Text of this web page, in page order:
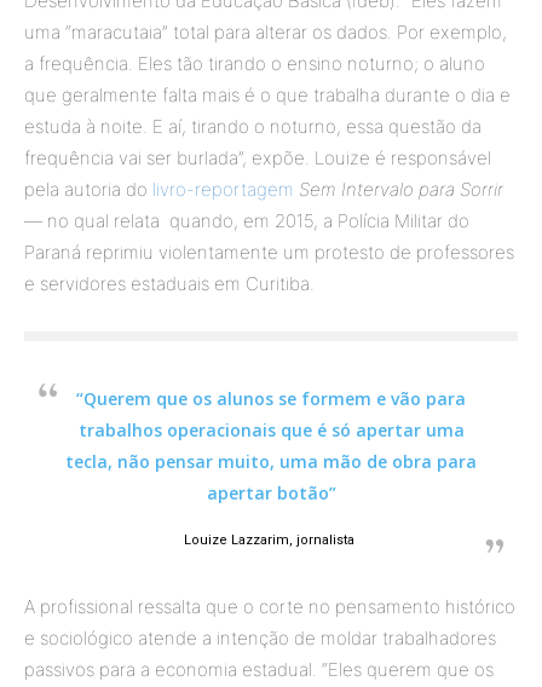
uma “maracutaia” total para alterar os dados. Por exemplo,
a frequência. Eles tão tirando o ensino noturno; o aluno
que geralmente falta mais é o que trabalha durante o dia e
estuda à noite. E aí, tirando o noturno, essa questão da
frequência vai ser burlada”, expõe. Louize é responsável
pela autoria do livro-reportagem Sem Intervalo para Sorrir
— no qual relata quando, em 2015, a Polícia Militar do
Paraná reprimiu violentamente um protesto de professores
e servidores estaduais em Curitiba.
“Querem que os alunos se formem e vão para
trabalhos operacionais que é só apertar uma
tecla, não pensar muito, uma mão de obra para
apertar botão”
Louize Lazzarim, jornalista
A profissional ressalta que o corte no pensamento histórico
e sociológico atende a intenção de moldar trabalhadores
passivos para a economia estadual. “Eles querem que os